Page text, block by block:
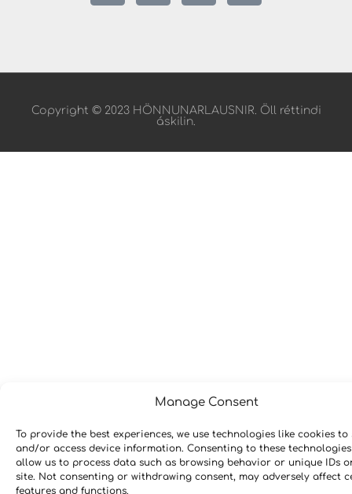
Manage Consent
To provide the best experiences, we use technologies like cookies to
and/or access device information. Consenting to these
allow us to process data such as browsing behavior or unique IDs
site. Not consenting or withdrawing consent, may adversely affect
features and functions.
Copyright © 2023 HÖNNUNARLAUSNIR. Öll réttindi
áskilin.